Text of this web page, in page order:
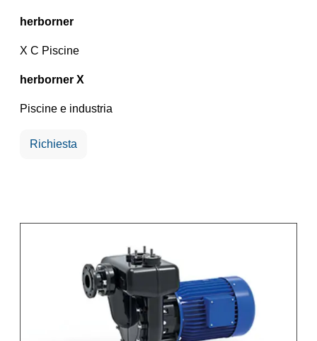
herborner
X C Piscine
herborner X
Piscine e industria
Richiesta